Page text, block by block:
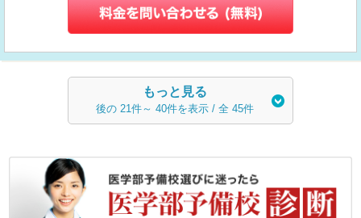
もっと見る
後の 21件～ 40件を表示 / 全 45件